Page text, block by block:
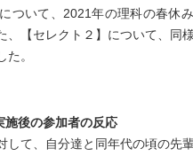
ついて、2021年の理科の春休
、【セレクト２】について、同
た。
施後の参加者の反応
して、自分達と同年代の頃の先